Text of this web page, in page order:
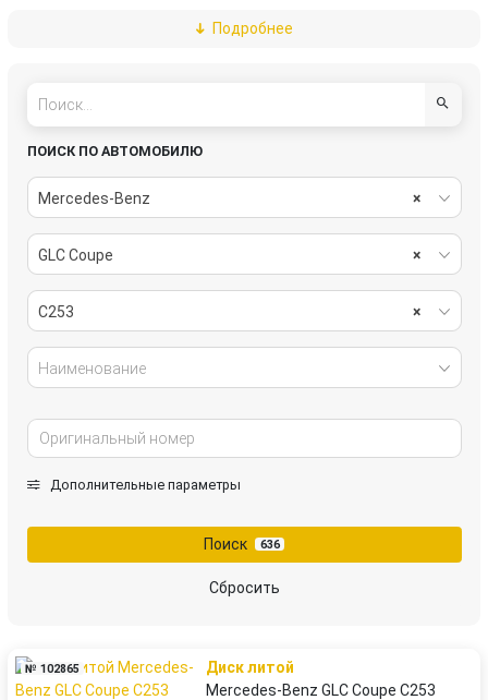
пассивная безопасность
система охлаждения
стекла стеклоочистители
топливная система тормозная система
Подробнее
ПОИСК ПО АВТОМОБИЛЮ
×
Mercedes-Benz
×
GLC Coupe
×
C253
Наименование
Дополнительные параметры
Поиск 636
Сбросить
№ 102865
Диск литой
Mercedes-Benz GLC Coupe C253